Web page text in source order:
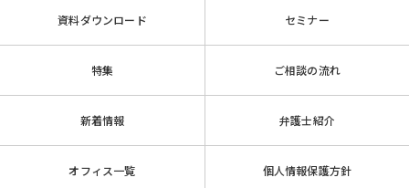
資料ダウンロード セミナー
特集 ご相談の流れ
新着情報 弁護士紹介
オフィス一覧 個人情報保護方針